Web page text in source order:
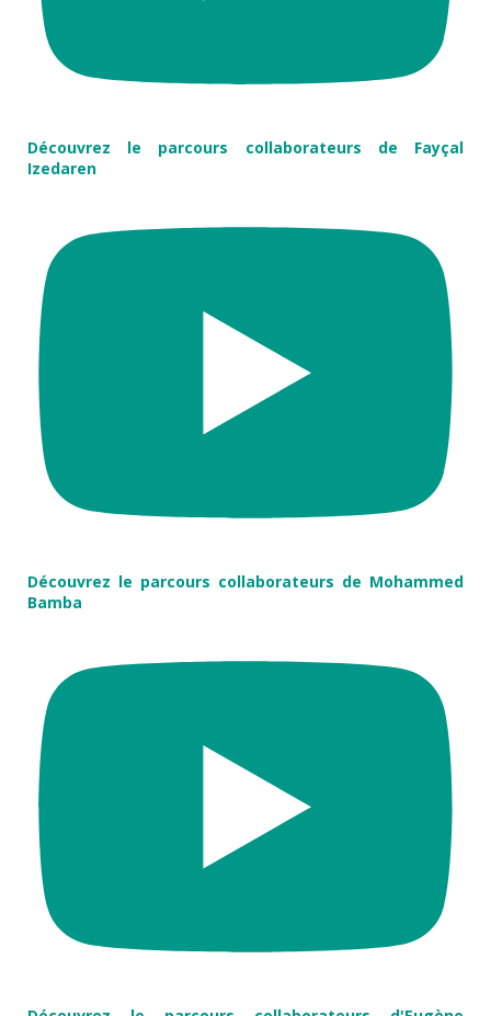
Découvrez le parcours collaborateurs de Fayçal
Izedaren
Découvrez le parcours collaborateurs de Mohammed
Bamba